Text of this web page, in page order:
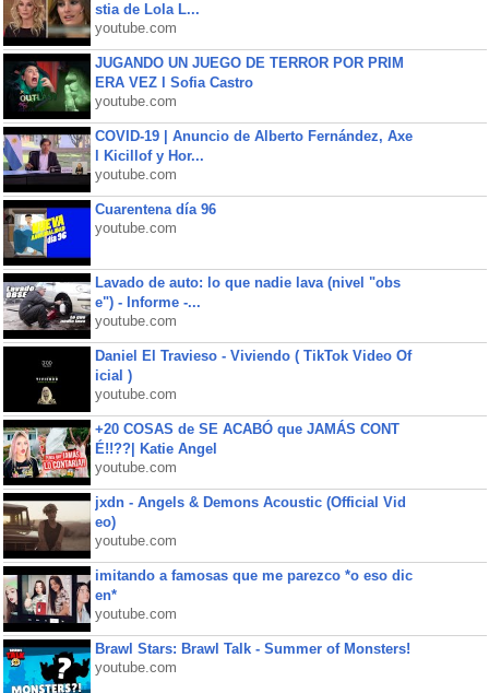
stia de Lola L...
youtube.com
JUGANDO UN JUEGO DE TERROR POR PRIM
ERA VEZ l Sofia Castro
youtube.com
COVID-19 | Anuncio de Alberto Fernández, Axe
l Kicillof y Hor...
youtube.com
Cuarentena día 96
youtube.com
Lavado de auto: lo que nadie lava (nivel "obs
e") - Informe -...
youtube.com
Daniel El Travieso - Viviendo ( TikTok Video Of
icial )
youtube.com
+20 COSAS de SE ACABÓ que JAMÁS CONT
É!!??| Katie Angel
youtube.com
jxdn - Angels & Demons Acoustic (Official Vid
eo)
youtube.com
imitando a famosas que me parezco *o eso dic
en*
youtube.com
Brawl Stars: Brawl Talk - Summer of Monsters!
youtube.com